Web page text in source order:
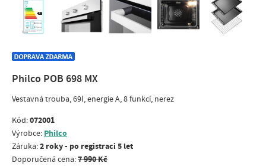
Philco POB 698 MX
Vestavná trouba, 69l, energie A, 8 funkcí, nerez
Kód:072001
Výrobce: Philco
Záruka:2 roky - po registraci 5 let
Doporučená cena:7 990 Kč